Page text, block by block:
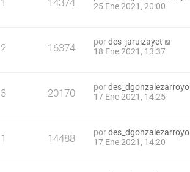
1 14374
25 Ene 2021, 20:00
2 16374 pordes_jaruizayet
18 Ene 2021, 13:37
3 20170 pordes_dgonzalezarroyo
17 Ene 2021, 14:25
1 14488 pordes_dgonzalezarroyo
17 Ene 2021, 14:20